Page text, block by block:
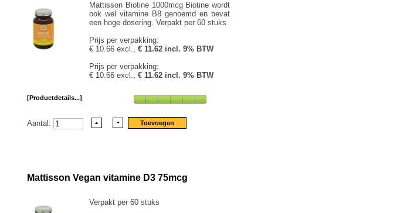
Mattisson Biotine 1000mcg Biotine wordt
ook wel vitamine B8 genoemd en bevat
een hoge dosering. Verpakt per 60 stuks
Prijs per verpakking:
€ 10.66 excl., € 11.62 incl. 9% BTW
Prijs per verpakking:
€ 10.66 excl., € 11.62 incl. 9% BTW
[Productdetails...]
Aantal:
Mattisson Vegan vitamine D3 75mcg
Verpakt per 60 stuks